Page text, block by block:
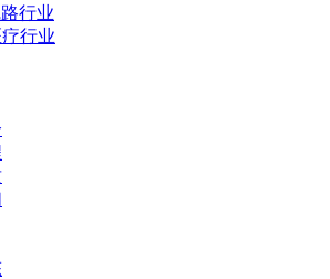
行业
行业